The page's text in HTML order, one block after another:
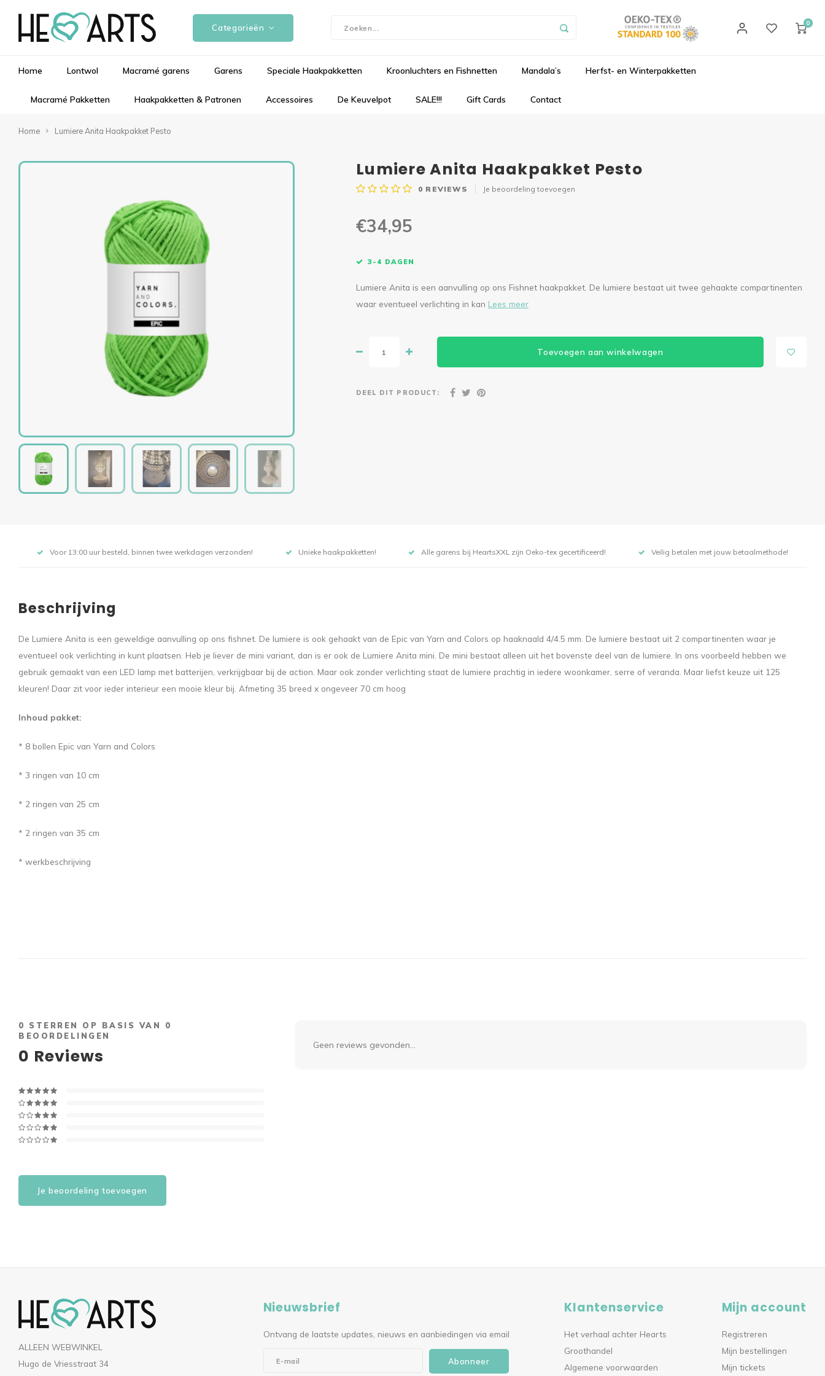
Categorieën 0
Home Lontwol Macramé garens Garens Speciale Haakpakketten Kroonluchters en Fishnetten Mandala’s Herfst- en Winterpakketten
Macramé Pakketten Haakpakketten & Patronen Accessoires De Keuvelpot SALE!!! Gift Cards Contact
Home Lumiere Anita Haakpakket Pesto
Lumiere Anita Haakpakket Pesto
0 REVIEWS Je beoordeling toevoegen
€34,95
3-4 DAGEN
Lumiere Anita is een aanvulling op ons Fishnet haakpakket. De lumiere bestaat uit twee gehaakte compartinenten
waar eventueel verlichting in kan Lees meer
Toevoegen aan winkelwagen
DEEL DIT PRODUCT:
Voor 13:00 uur besteld, binnen twee werkdagen verzonden! Unieke haakpakketten! Alle garens bij HeartsXXL zijn Oeko-tex gecertificeerd! Veilig betalen met jouw betaalmethode!
Beschrijving
De Lumiere Anita is een geweldige aanvulling op ons fishnet. De lumiere is ook gehaakt van de Epic van Yarn and Colors op haaknaald 4/4.5 mm. De lumiere bestaat uit 2 compartinenten waar je
eventueel ook verlichting in kunt plaatsen. Heb je liever de mini variant, dan is er ook de Lumiere Anita mini. De mini bestaat alleen uit het bovenste deel van de lumiere. In ons voorbeeld hebben we
gebruik gemaakt van een LED lamp met batterijen, verkrijgbaar bij de action. Maar ook zonder verlichting staat de lumiere prachtig in iedere woonkamer, serre of veranda. Maar liefst keuze uit 125
kleuren! Daar zit voor ieder interieur een mooie kleur bij. Afmeting 35 breed x ongeveer 70 cm hoog
Inhoud pakket:
* 8 bollen Epic van Yarn and Colors
* 3 ringen van 10 cm
* 2 ringen van 25 cm
* 2 ringen van 35 cm
* werkbeschrijving
0 STERREN OP BASIS VAN 0
BEOORDELINGEN
0 Reviews
Je beoordeling toevoegen
Geen reviews gevonden...
ALLEEN WEBWINKEL
Hugo de Vriesstraat 34
Nieuwsbrief
Ontvang de laatste updates, nieuws en aanbiedingen via email
Abonneer
Klantenservice
Het verhaal achter Hearts
Groothandel
Algemene voorwaarden
Mijn account
Registreren
Mijn bestellingen
Mijn tickets